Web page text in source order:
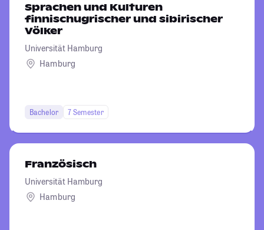
Sprachen und Kulturen
finnischugrischer und sibirischer
Völker
Universität Hamburg
Hamburg
Bachelor 7 Semester
Französisch
Universität Hamburg
Hamburg